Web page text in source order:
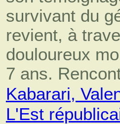
survivant du
revient, à
douloureux
7 ans.
Kabarari,
L'Est